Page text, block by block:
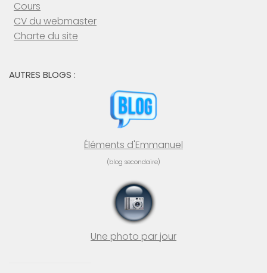
Cours
CV du webmaster
Charte du site
AUTRES BLOGS :
Éléments d'Emmanuel
(blog secondaire)
Une photo par jour